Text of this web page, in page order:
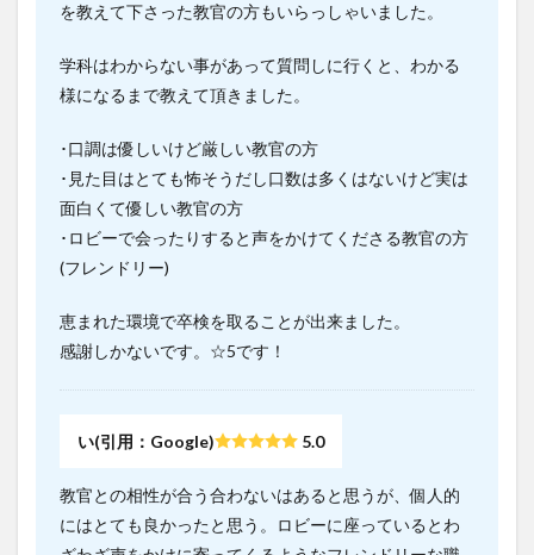
を教えて下さった教官の方もいらっしゃいました。
学科はわからない事があって質問しに行くと、わかる
様になるまで教えて頂きました。
･口調は優しいけど厳しい教官の方
･見た目はとても怖そうだし口数は多くはないけど実は
面白くて優しい教官の方
･ロビーで会ったりすると声をかけてくださる教官の方
(フレンドリー)
恵まれた環境で卒検を取ることが出来ました。
感謝しかないです。☆5です！
い(引用：Google) 5.0
教官との相性が合う合わないはあると思うが、個人的
にはとても良かったと思う。ロビーに座っているとわ